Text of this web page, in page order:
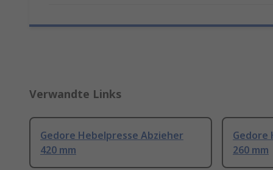
Verwandte Links
Gedore Hebelpresse Abzieher
420 mm
Gedore
260 mm